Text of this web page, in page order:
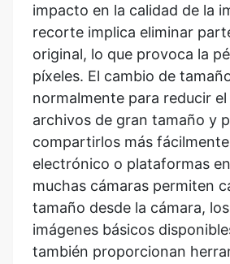
impacto en la calidad de la
recorte implica eliminar
original, lo que provoca la
píxeles. El cambio de
normalmente para reducir
archivos de gran tamaño y
compartirlos más
electrónico o plataformas
muchas cámaras permiten
tamaño desde la cámara,
imágenes básicos
también proporcionan